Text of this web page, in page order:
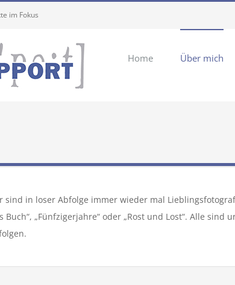
im Fokus
Home Über mich
sind in loser Abfolge immer wieder mal
Buch“, „Fünfzigerjahre“ oder „Rost und Lost“. Alle